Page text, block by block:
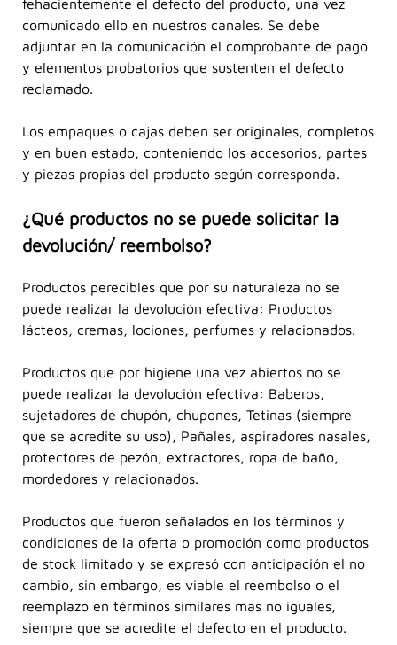
fehacientemente el defecto del producto, una vez
comunicado ello en nuestros canales. Se debe
adjuntar en la comunicación el comprobante de pago
y elementos probatorios que sustenten el defecto
reclamado.
Los empaques o cajas deben ser originales, completos
y en buen estado, conteniendo los accesorios, partes
y piezas propias del producto según corresponda.
¿Qué productos no se puede solicitar la
devolución/ reembolso?
Productos perecibles que por su naturaleza no se
puede realizar la devolución efectiva: Productos
lácteos, cremas, lociones, perfumes y relacionados.
Productos que por higiene una vez abiertos no se
puede realizar la devolución efectiva: Baberos,
sujetadores de chupón, chupones, Tetinas (siempre
que se acredite su uso), Pañales, aspiradores nasales,
protectores de pezón, extractores, ropa de baño,
mordedores y relacionados.
Productos que fueron señalados en los términos y
condiciones de la oferta o promoción como productos
de stock limitado y se expresó con anticipación el no
cambio, sin embargo, es viable el reembolso o el
reemplazo en términos similares mas no iguales,
siempre que se acredite el defecto en el producto.